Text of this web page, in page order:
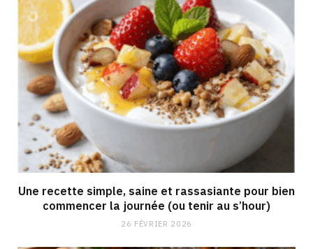
Une recette simple, saine et rassasiante pour bien
commencer la journée (ou tenir au s’hour)
26 FÉVRIER 2026